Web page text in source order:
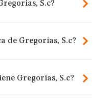
S.c?
de Gregorias, S.c?
Gregorias, S.c?